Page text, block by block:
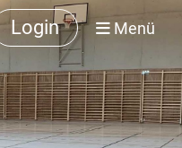
Login Menü